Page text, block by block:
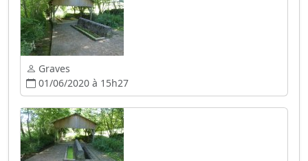
Graves
01/06/2020 à 15h27